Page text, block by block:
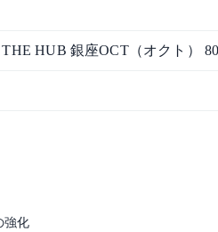
HUB 銀座OCT（オクト）
強化